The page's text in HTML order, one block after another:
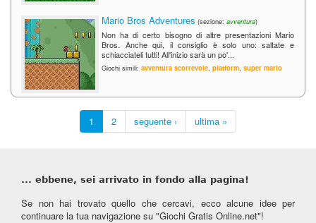
Mario Bros Adventures (sezione: avventura)
Non ha di certo bisogno di altre presentazioni Mario
Bros. Anche qui, il consiglio è solo uno: saltate e
schiacciateli tutti! All'inizio sarà un po'...
Giochi simili: avventura scorrevole, platform, super mario
1 2 seguente › ultima »
... ebbene, sei arrivato in fondo alla pagina!
Se non hai trovato quello che cercavi, ecco alcune idee per
continuare la tua navigazione su "Giochi Gratis Online.net"!